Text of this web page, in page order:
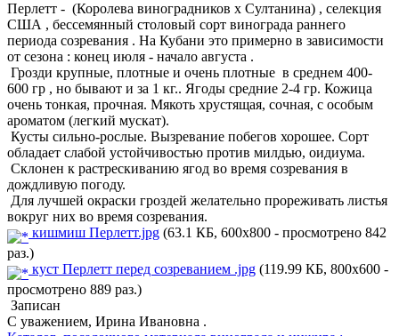
Перлетт - (Королева виноградников x Султанина) , селекция
США , бессемянный столовый сорт винограда раннего
периода созревания . На Кубани это примерно в зависимости
от сезона : конец июля - начало августа .
Грозди крупные, плотные и очень плотные в среднем 400-
600 гр , но бывают и за 1 кг.. Ягоды средние 2-4 гр. Кожица
очень тонкая, прочная. Мякоть хрустящая, сочная, с особым
ароматом (легкий мускат).
Кусты сильно-рослые. Вызревание побегов хорошее. Сорт
обладает слабой устойчивостью против милдью, оидиума.
Склонен к растрескиванию ягод во время созревания в
дождливую погоду.
Для лучшей окраски гроздей желательно прореживать листья
вокруг них во время созревания.
кишмиш Перлетт.jpg (63.1 КБ, 600x800 - просмотрено 842
раз.)
куст Перлетт перед созреванием .jpg (119.99 КБ, 800x600 -
просмотрено 889 раз.)
Записан
С уважением, Ирина Ивановна .